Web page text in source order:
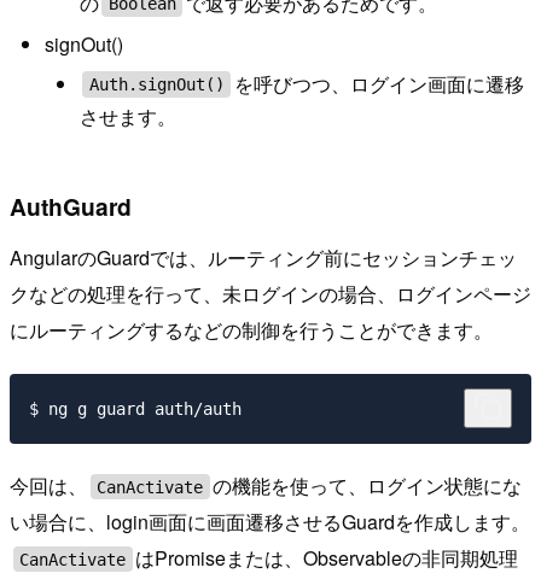
signOut()
Auth.signOut()
を呼びつつ、ログイン画面に遷移
させます。
AuthGuard
AngularのGuardでは、ルーティング前にセッションチェッ
クなどの処理を行って、未ログインの場合、ログインページ
にルーティングするなどの制御を行うことができます。
今回は、 CanActivate の機能を使って、ログイン状態にな
い場合に、login画面に画面遷移させるGuardを作成します。
CanActivate はPromiseまたは、Observableの非同期処理